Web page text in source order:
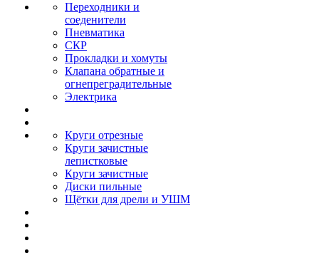
Переходники и
соеденители
Пневматика
СКР
Прокладки и хомуты
Клапана обратные и
огнепреградительные
Электрика
Круги отрезные
Круги зачистные
лепистковые
Круги зачистные
Диски пильные
Щётки для дрели и УШМ